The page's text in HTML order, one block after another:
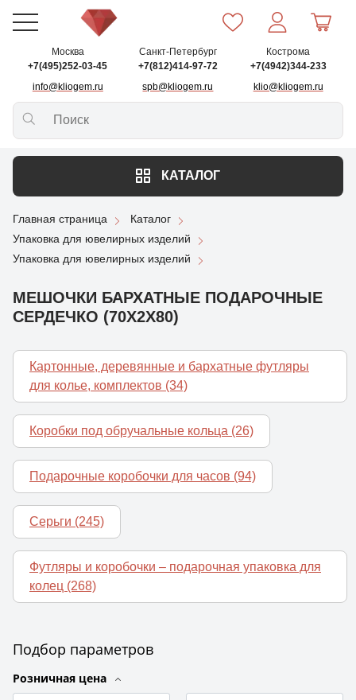
Москва
+7(495)252-03-45
info@kliogem.ru
Санкт-Петербург
+7(812)414-97-72
spb@kliogem.ru
Кострома
+7(4942)344-233
klio@kliogem.ru
КАТАЛОГ
Главная страница
Каталог
Упаковка для ювелирных изделий
Упаковка для ювелирных изделий
МЕШОЧКИ БАРХАТНЫЕ ПОДАРОЧНЫЕ
СЕРДЕЧКО (70X2X80)
Картонные, деревянные и бархатные футляры
для колье, комплектов (34)
Коробки под обручальные кольца (26)
Подарочные коробочки для часов (94)
Серьги (245)
Футляры и коробочки – подарочная упаковка для
колец (268)
Подбор параметров
Розничная цена